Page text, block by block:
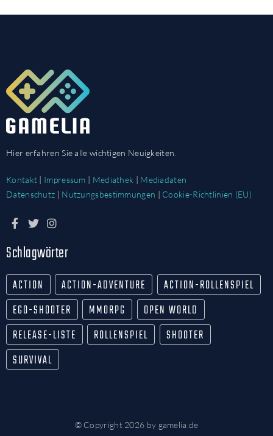
Hier erfahren Sie alle wichtigen Neuigkeiten.
Kontakt | Impressum | Mediathek | Mediadaten
Datenschutz | Nutzungsbestimmungen | Cookie-Richtlinien (EU)
Schlagwörter
ACTION ACTION-ADVENTURE
ACTION-ROLLENSPIEL
EGO-SHOOTER
MMORPG
OPEN WORLD
RELEASE-LISTE
ROLLENSPIEL
SHOOTER
SURVIVAL
© Copyright 2026 by gamelia.de